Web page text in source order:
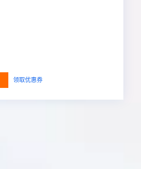
领取优惠券